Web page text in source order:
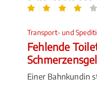
Transport- und
Fehlende
Einer Bahnkundin